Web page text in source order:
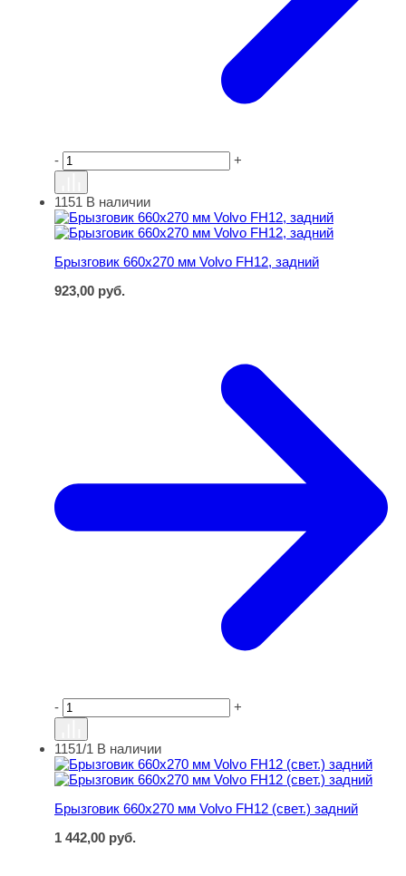
- +
Брызговик 660х270 мм Volvo FH12, задний
1151 В наличии
Брызговик 660х270 мм Volvo FH12, задний
923,00 руб.
- +
Брызговик 660х270 мм Volvo FH12 (свет.) задний
1151/1 В наличии
Брызговик 660х270 мм Volvo FH12 (свет.) задний
1 442,00 руб.